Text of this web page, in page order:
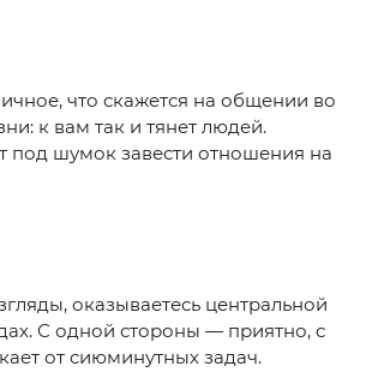
что скажется на общении во
к вам так и тянет людей.
под шумок завести отношения на
оказываетесь центральной
С одной стороны — приятно, с
от сиюминутных задач.